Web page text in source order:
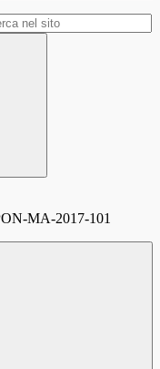
MA-2017-101